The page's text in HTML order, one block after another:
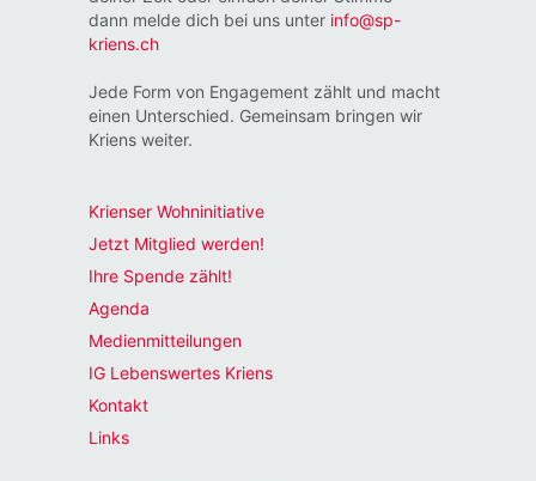
dann melde dich bei uns unter info@sp-
kriens.ch
Jede Form von Engagement zählt und macht
einen Unterschied. Gemeinsam bringen wir
Kriens weiter.
Krienser Wohninitiative
Jetzt Mitglied werden!
Ihre Spende zählt!
Agenda
Medienmitteilungen
IG Lebenswertes Kriens
Kontakt
Links